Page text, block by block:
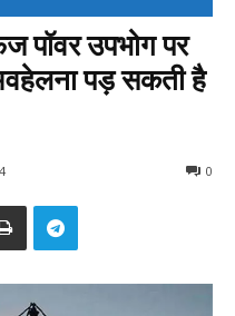
पॉवर उपभोग पर
पड़ सकती है
0